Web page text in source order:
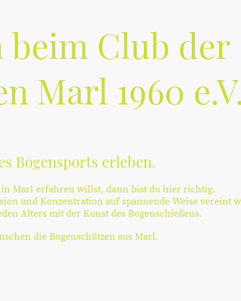
Club der
Marl 1960
in Marl erfahren willst, dann bist du hier richtig.
und Konzentration auf spannende Weise vereint
Alters mit der Kunst des Bogenschießens.
die Bogenschützen aus Marl.
Bogensports erleben.